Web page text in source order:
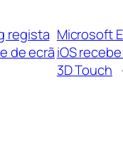
regista
de ecrã
Microsoft
iOS
3D Touch